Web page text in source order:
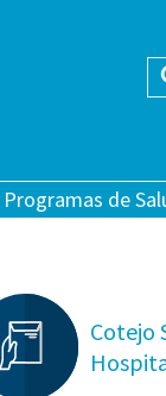
Programas de
Cotejo